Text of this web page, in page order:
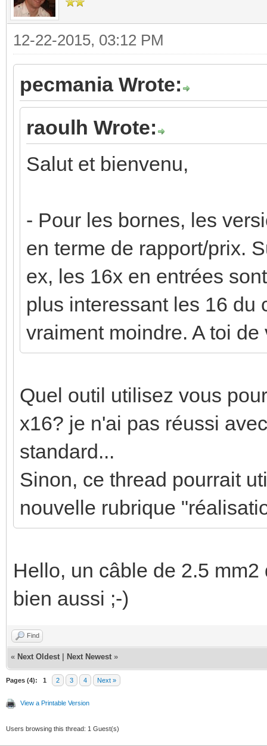
12-22-2015, 03:12 PM
pecmania Wrote:
raoulh Wrote:
Salut et bienvenu,
- Pour les bornes, les
en terme de rapport/prix.
ex, les 16x en entrées
plus interessant les 16 du
vraiment moindre. A toi de
Quel outil utilisez vous
x16? je n'ai pas réussi
standard...
Sinon, ce thread pourrait
nouvelle rubrique
Hello, un câble de 2.5
bien aussi ;-)
Find
« Next Oldest Next Newest »
Pages (4): 1 2 3 4 Next »
View a Printable Version
Users browsing this thread: 1 Guest(s)